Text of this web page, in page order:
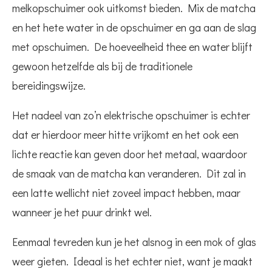
melkopschuimer ook uitkomst bieden. Mix de matcha
en het hete water in de opschuimer en ga aan de slag
met opschuimen. De hoeveelheid thee en water blijft
gewoon hetzelfde als bij de traditionele
bereidingswijze.
Het nadeel van zo’n elektrische opschuimer is echter
dat er hierdoor meer hitte vrijkomt en het ook een
lichte reactie kan geven door het metaal, waardoor
de smaak van de matcha kan veranderen. Dit zal in
een latte wellicht niet zoveel impact hebben, maar
wanneer je het puur drinkt wel.
Eenmaal tevreden kun je het alsnog in een mok of glas
weer gieten. Ideaal is het echter niet, want je maakt